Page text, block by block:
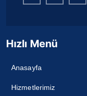
Hızlı Menü
Anasayfa
Hizmetlerimiz